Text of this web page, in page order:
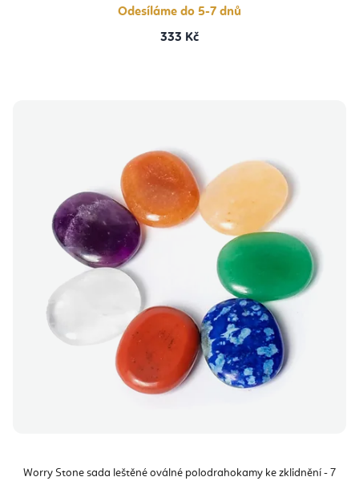
Odesíláme do 5-7 dnů
333 Kč
Worry Stone sada leštěné oválné polodrahokamy ke zklidnění - 7